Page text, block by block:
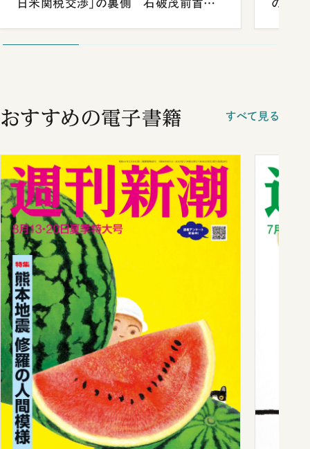
日米関税交渉」の裏側 石破茂前首相
の難題
おすすめの電子書籍 すべて見る